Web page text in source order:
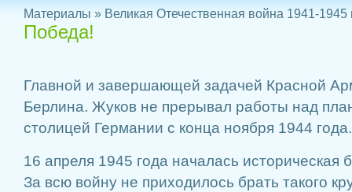
Материалы » Великая Отечественная война 1941-1945
Победа!
Главной и завершающей задачей Красной
Бер­лина. Жуков не прерывал работы над
столицей Германии с конца ноября 1944 года.
16 апреля 1945 года началась историческая
За всю войну не приходилось брать такого